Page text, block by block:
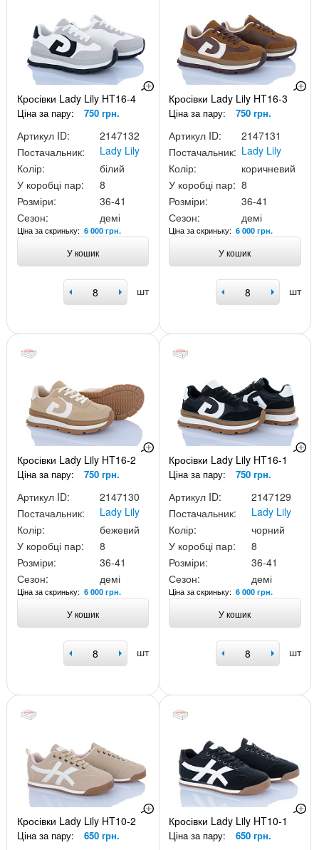
Кросівки Lady Lily HT16-4
Ціна за пару: 750 грн.
Артикул ID:
2147132
Постачальник:
Lady Lily
Колір:
білий
У коробці пар:
8
Розміри:
36-41
Сезон:
демі
Ціна за скриньку: 6 000 грн.
У кошик
шт
Кросівки Lady Lily HT16-3
Ціна за пару: 750 грн.
Артикул ID:
2147131
Постачальник: Lady Lily
Колір:
коричневий
У коробці пар: 8
Розміри:
36-41
Сезон:
демі
Ціна за скриньку:6 000 грн.
У кошик
шт
Кросівки Lady Lily HT16-2
Ціна за пару: 750 грн.
Артикул ID:
2147130
Постачальник:
Lady Lily
Колір:
бежевий
У коробці пар:
8
Розміри:
36-41
Сезон:
демі
Ціна за скриньку: 6 000 грн.
У кошик
шт
Кросівки Lady Lily HT16-1
Ціна за пару: 750 грн.
Артикул ID:
2147129
Постачальник:
Lady Lily
Колір:
чорний
У коробці пар:
8
Розміри:
36-41
Сезон:
демі
Ціна за скриньку:6 000 грн.
У кошик
шт
Кросівки Lady Lily HT10-2
Ціна за пару: 650 грн.
Кросівки Lady Lily HT10-1
Ціна за пару: 650 грн.